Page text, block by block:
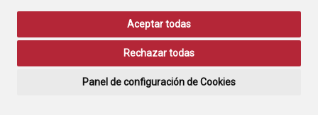
funcionamiento de la web y sus servicios.
Si acepta pulsando el botón“Aceptar todas”
consideramos que acepta su uso. Si pulsa el botón
ninguna acción, se guardarán las cookies técnicas
Aceptar todas
Rechazar todas
Panel de configuración de Cookies